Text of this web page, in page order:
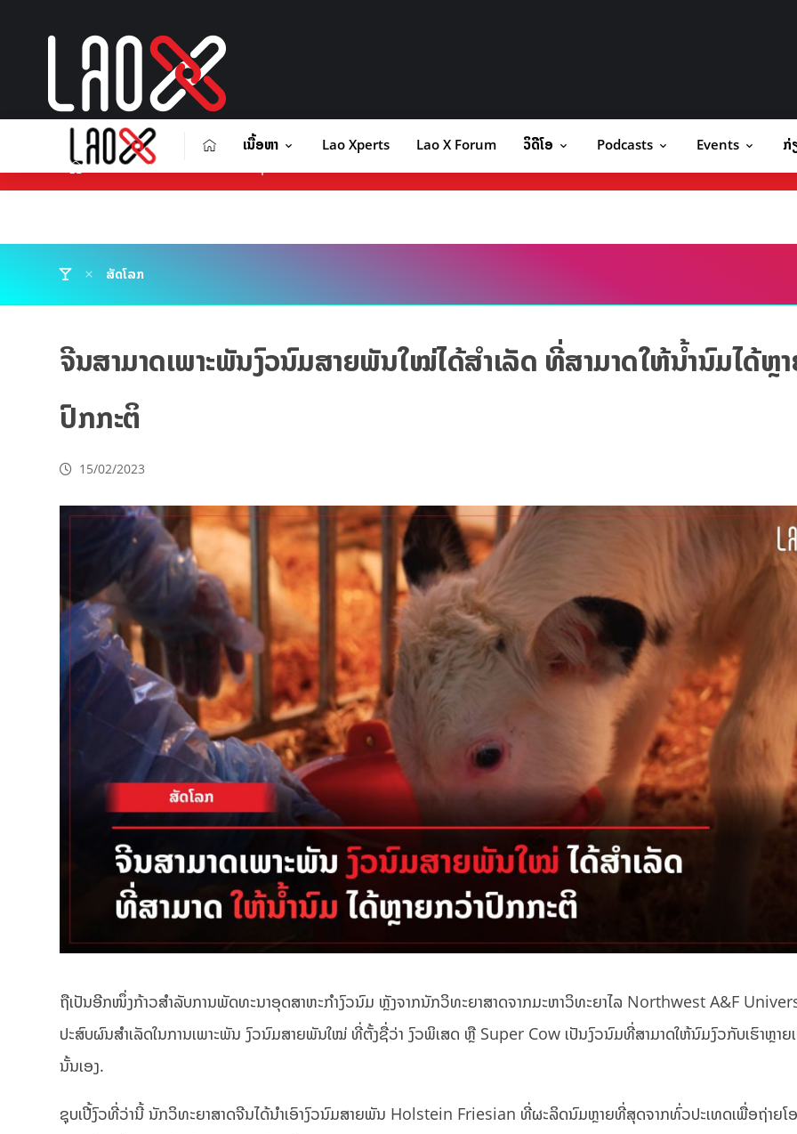
ເນື້ອຫາ
ເນື້ອຫາ Lao Xperts Lao X Forum ວິດີໂອ Podcasts Events ກ່
ສັດໂລກ
ຈີນສາມາດເພາະພັນງົວນົມສາຍພັນໃໝ່ໄດ້ສຳເລັດ ທີ່ສາມາດໃຫ້ນໍ້ານົມໄດ້ຫຼ
ປົກກະຕິ
15/02/2023
ຖືເປັນອີກໜຶ່ງກ້າວສຳລັບການພັດທະນາອຸດສາຫະກຳງົວນົມ ຫຼັງຈາກນັກວິທະຍາສາດຈາກມະຫາວິທະຍາໄລ Northwest A&F
ປະສົບຜົນສໍາເລັດໃນການເພາະພັນ ງົວນົມສາຍພັນໃໝ່ ທີ່ຕັ້ງຊື່ວ່າ ງົວພິເສດ ຫຼື Super Cow ເປັນງົວນົມທີ່ສາມາດໃຫ້ນົມງົວກັບເຮົາຫຼາຍ
ນັ້ນເອງ.
ຊຸບເປີ້ງົວທີ່ວ່ານີ້ ນັກວິທະຍາສາດຈີນໄດ້ນຳເອົາງົວນົມສາຍພັນ Holstein Friesian ທີ່ຜະລິດນົມຫຼາຍທີ່ສຸດຈາກທົ່ວປະເທດເພື່ອຖ່າຍໂ